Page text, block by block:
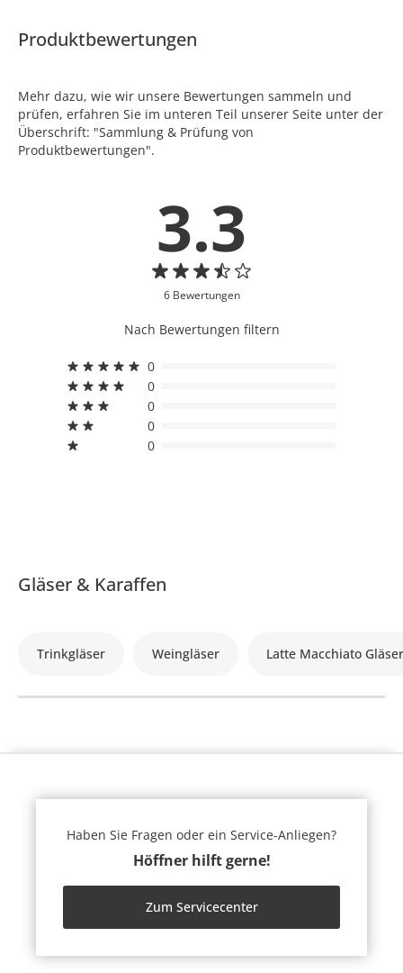
Produktbewertungen
Mehr dazu, wie wir unsere Bewertungen sammeln und
prüfen, erfahren Sie im unteren Teil unserer Seite unter der
Überschrift: "Sammlung & Prüfung von
Produktbewertungen".
3.3
6 Bewertungen
Nach Bewertungen filtern
0
0
0
0
0
Gläser & Karaffen
Trinkgläser Weingläser Latte Macchiato Gläser
Haben Sie Fragen oder ein Service-Anliegen?
Höffner hilft gerne!
Zum Servicecenter